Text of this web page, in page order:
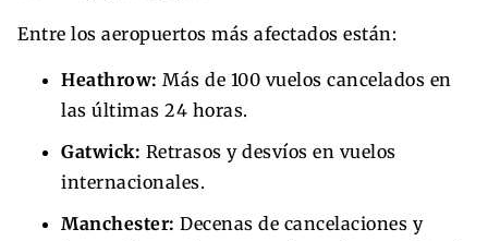
Entre los aeropuertos más afectados están:
Heathrow: Más de 100 vuelos cancelados en
las últimas 24 horas.
Gatwick: Retrasos y desvíos en vuelos
internacionales.
Manchester: Decenas de cancelaciones y